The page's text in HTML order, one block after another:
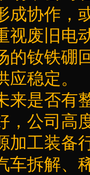
成协作，
视废旧电
的钕铁硼
稳定。
是否有整
，公司高
加工装备
车拆解、